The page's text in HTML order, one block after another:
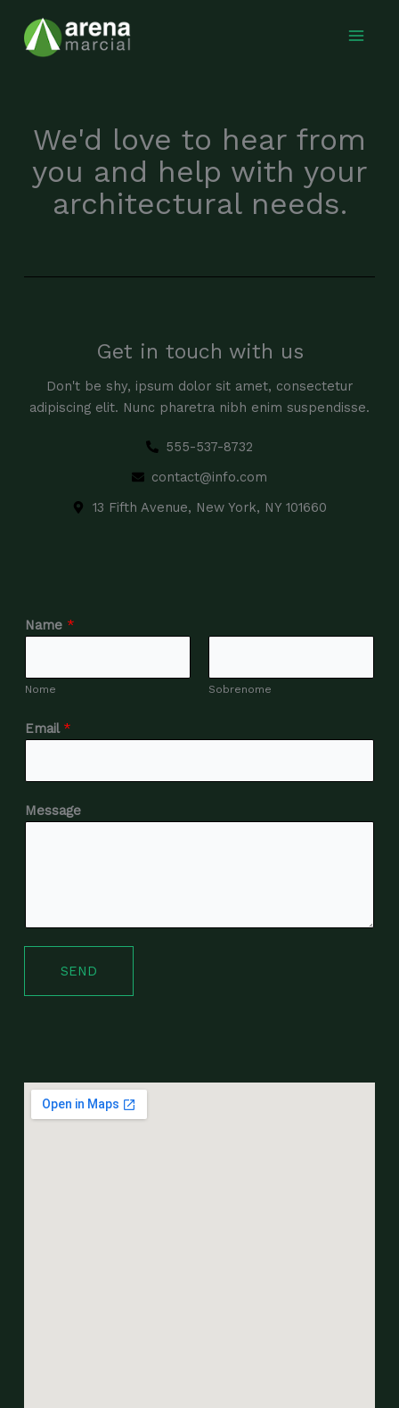
para
We'd love to hear from
you and help with your
architectural needs.
Get in touch with us
Don't be shy, ipsum dolor sit amet, consectetur
adipiscing elit. Nunc pharetra nibh enim suspendisse.
555-537-8732
contact@info.com
13 Fifth Avenue, New York, NY 101660
Name *
Nome Sobrenome
Email *
Message
SEND